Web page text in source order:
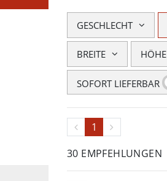
GESCHLECHT
BREITE HÖHE
SOFORT LIEFERBAR
1
30 EMPFEHLUNGEN